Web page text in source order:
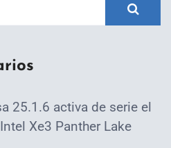
25.1.6 activa de serie el
Xe3 Panther Lake